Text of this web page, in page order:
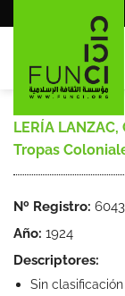
al
LERÍA
Tropas
Nº Registro:
Año: 1924
Descriptores:
Sin